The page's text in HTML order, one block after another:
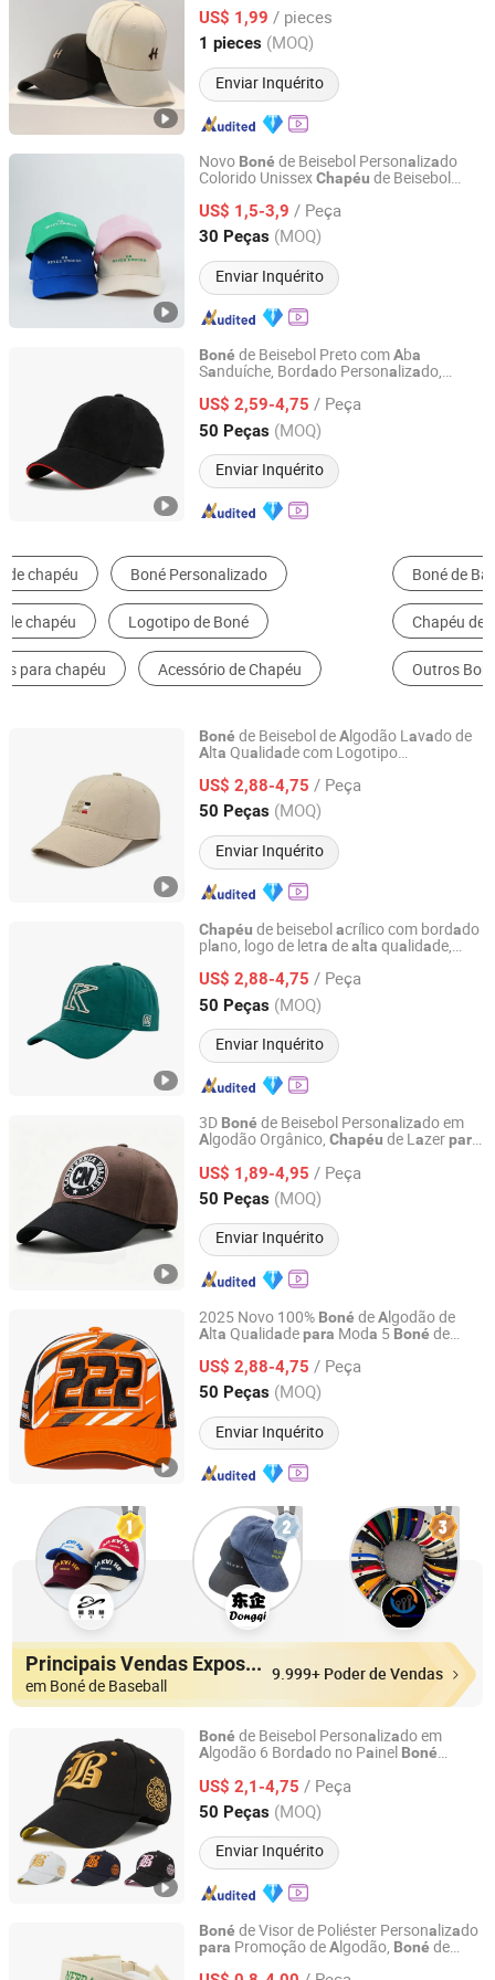
Masculino
US$ 1,99 / pieces
1 pieces (MOQ)
Enviar Inquérito
Hebei, China Desde 2024
Novo Boné de Beisebol Personalizado
Colorido UnissexChapéu de Beisebol
US$ 1,5-3,9 / Peça
30 Peças (MOQ)
Enviar Inquérito
Baoding Yukaihe Clothing Import & Export Co., Ltd.
Hebei, China Desde 2024
Boné de Beisebol Preto comAba
Sanduíche, Bordado Personalizado,
Esportes de Lazer
US$ 2,59-4,75 / Peça
50 Peças (MOQ)
Enviar Inquérito
Capwindow International Co., Ltd.
Guangdong, China Desde 2005
Boné de Baseball Gorro Boné Snapback
Chapéu de Balde
Outros Bonés Esportivos
Boné de Beisebol deAlgodão Lavado de
Alta Qualidade com Logotipo
US$ 2,88-4,75 / Peça
50 Peças (MOQ)
Enviar Inquérito
Capwindow International Co., Ltd.
Guangdong, China Desde 2005
Chapéu de beisebolacrílico com bordado
plano, logo de letra dealta qualidade,
US$ 2,88-4,75 / Peça
50 Peças (MOQ)
Enviar Inquérito
Capwindow International Co., Ltd.
Guangdong, China Desde 2005
3D Boné de Beisebol Persona lizado em
Algodão Orgânico, Chapéu de Lazerpara
US$ 1,89-4,95 / Peça
50 Peças (MOQ)
Enviar Inquérito
Capwindow International Co., Ltd.
Guangdong, China Desde 2005
2025 Novo 100% Boné deAlgodão de
Alta Qualidadepara Moda 5 Boné de
US$ 2,88-4,75 / Peça
50 Peças (MOQ)
Enviar Inquérito
Capwindow International Co., Ltd.
Guangdong, China Desde 2005
Principais Vendas Expositores
em Boné de Baseball
9.999+ Poder de Vendas
Boné de Beisebol Persona lizado em
Algodão 6 Bordado no Painel Boné
US$ 2,1-4,75 / Peça
50 Peças (MOQ)
Enviar Inquérito
Capwindow International Co., Ltd.
Guangdong, China Desde 2005
Boné de Visor de Poliéster Personalizado
para Promoção deAlgodão, Boné de
YC Clothing Co., Ltd.